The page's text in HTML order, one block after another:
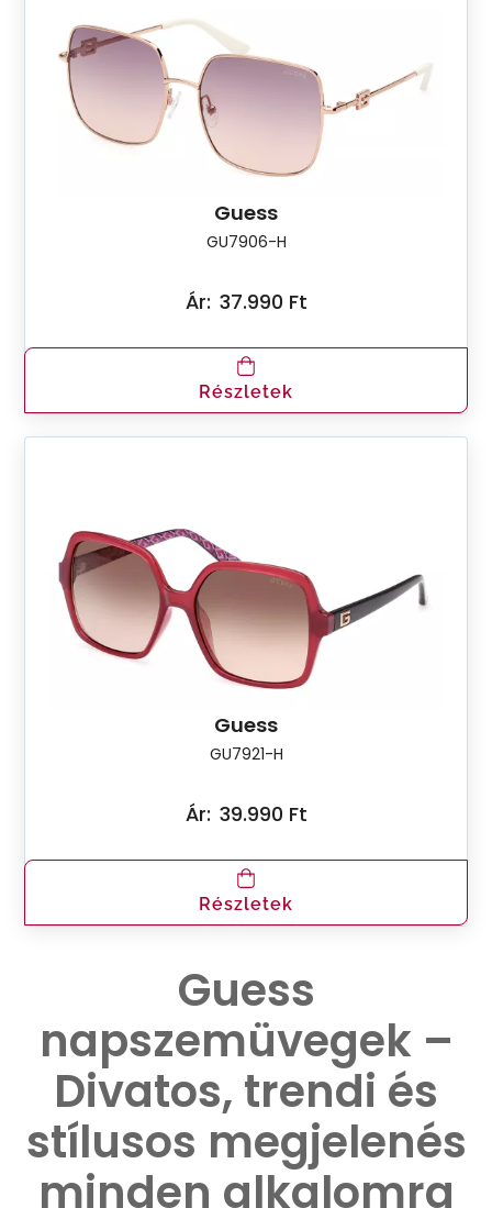
Guess
GU7906-H
Ár: 37.990 Ft
Részletek
Guess
GU7921-H
Ár: 39.990 Ft
Részletek
Guess
napszemüvegek –
Divatos, trendi és
stílusos megjelenés
minden alkalomra